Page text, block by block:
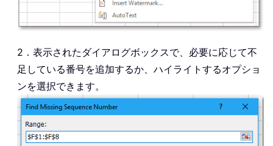
2．表示されたダイアログボックスで、必要に応じて不
足している番号を追加するか、ハイライトするオプショ
ンを選択できます。